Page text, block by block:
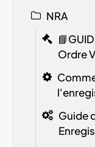
NRA
Ordre
Guide